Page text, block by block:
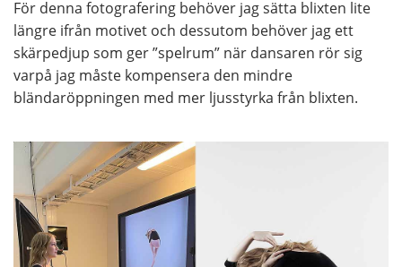
För denna fotografering behöver jag sätta blixten lite
längre ifrån motivet och dessutom behöver jag ett
skärpedjup som ger ”spelrum” när dansaren rör sig
varpå jag måste kompensera den mindre
bländaröppningen med mer ljusstyrka från blixten.